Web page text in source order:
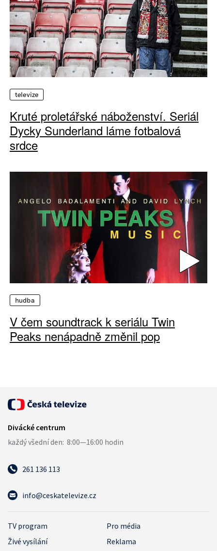
televize
Kruté proletářské náboženství. Seriál
Dycky Sunderland láme fotbalová
srdce
hudba
V čem soundtrack k seriálu Twin
Peaks nenápadně změnil pop
261 136 113
info@ceskatelevize.cz
TV program
Pro média
Živé vysílání
Reklama